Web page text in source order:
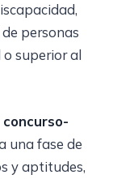
personas
superior al
concurso-
una fase de
y aptitudes,